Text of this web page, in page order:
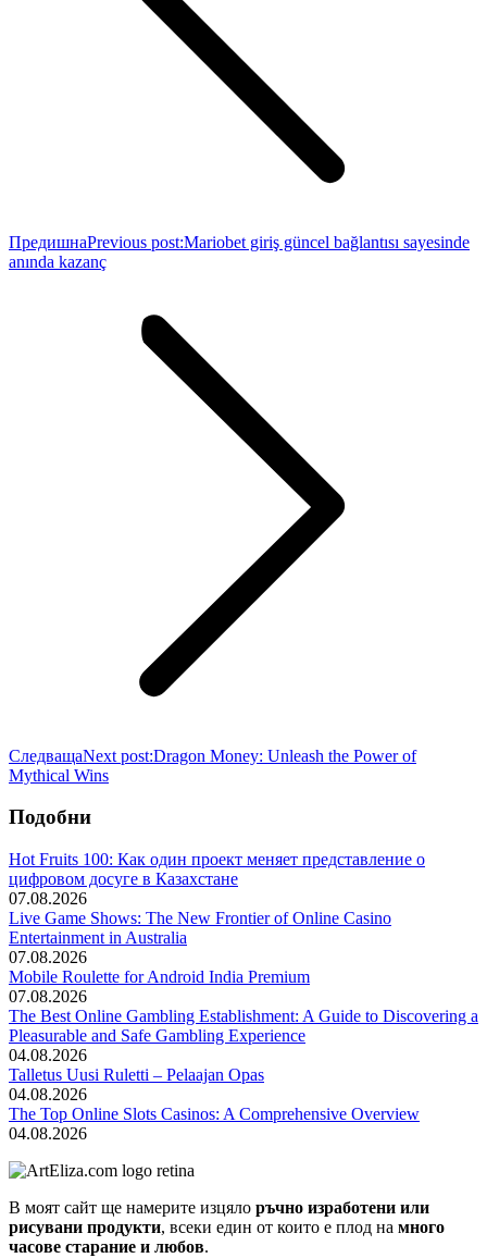
ПредишнаPrevious post:Mariobet giriş güncel bağlantısı sayesinde
anında kazanç
СледващаNext post:Dragon Money: Unleash the Power of
Mythical Wins
Подобни
Hot Fruits 100: Как один проект меняет представление о
цифровом досуге в Казахстане
07.08.2026
Live Game Shows: The New Frontier of Online Casino
Entertainment in Australia
07.08.2026
Mobile Roulette for Android India Premium
07.08.2026
The Best Online Gambling Establishment: A Guide to Discovering a
Pleasurable and Safe Gambling Experience
04.08.2026
Talletus Uusi Ruletti – Pelaajan Opas
04.08.2026
The Top Online Slots Casinos: A Comprehensive Overview
04.08.2026
В моят сайт ще намерите изцяло ръчно изработени или
рисувани продукти, всеки един от които е плод на много
часове старание и любов.